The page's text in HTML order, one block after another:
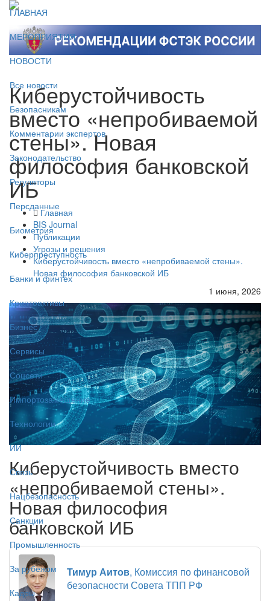
ГЛАВНАЯ
МЕРОПРИЯТИЯ
НОВОСТИ
Все новости
Безопасникам
Комментарии экспертов
Законодательство
Регуляторы
Персданные
Биометрия
Киберпреступность
Банки и финтех
Криптоактивы
Бизнес
Сервисы
Соцсети
Импортозамещение
Технологии
ИИ
Связь
Нацбезопасность
Санкции
Промышленность
За рубежом
Кадры
Киберустойчивость
вместо «непробиваемой
стены». Новая
философия банковской
ИБ
Главная
BIS Journal
Публикации
Угрозы и решения
Киберустойчивость вместо «непробиваемой стены».
Новая философия банковской ИБ
1 июня, 2026
Киберустойчивость вместо
«непробиваемой стены».
Новая философия
банковской ИБ
Тимур Аитов, Комиссия по финансовой
безопасности Совета ТПП РФ